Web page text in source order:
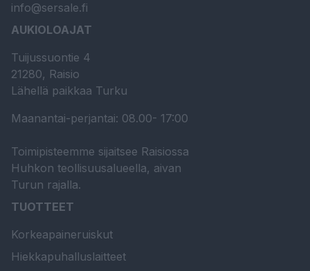
info@sersale.fi
AUKIOLOAJAT
Tuijussuontie 4
21280, Raisio
Lähellä paikkaa Turku
Maanantai-perjantai: 08.00- 17:00
Toimipisteemme sijaitsee Raisiossa
Huhkon teollisuusalueella, aivan
Turun rajalla.
TUOTTEET
Korkeapaineruiskut
Hiekkapuhalluslaitteet